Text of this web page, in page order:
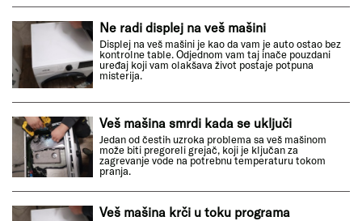
Ne radi displej na veš mašini
Displej na veš mašini je kao da vam je auto ostao bez
kontrolne table. Odjednom vam taj inače pouzdani
uređaj koji vam olakšava život postaje potpuna
misterija.
Veš mašina smrdi kada se uključi
Jedan od čestih uzroka problema sa veš mašinom
može biti pregoreli grejač, koji je ključan za
zagrevanje vode na potrebnu temperaturu tokom
pranja.
Veš mašina krči u toku programa